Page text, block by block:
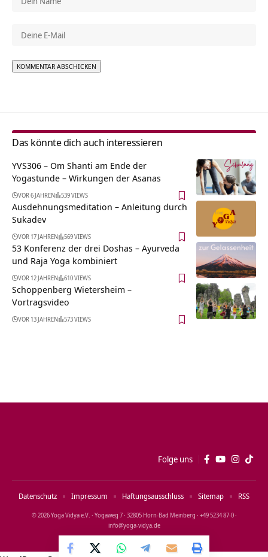
Das könnte dich auch interessieren
YVS306 – Om Shanti am Ende der
Yogastunde – Wirkungen der Asanas
VOR 6 JAHREN 539 VIEWS
Ausdehnungsmeditation – Anleitung durch
Sukadev
VOR 17 JAHREN 569 VIEWS
53 Konferenz der drei Doshas – Ayurveda
und Raja Yoga kombiniert
VOR 12 JAHREN 610 VIEWS
Schoppenberg Wietersheim‏‎ –
Vortragsvideo
VOR 13 JAHREN 573 VIEWS
Folge uns
© 2026 Yoga Vidya e.V. · Yogaweg 7 · 32805 Horn‑Bad Meinberg · +49 5234 87‑0 ·
info@yoga‑vidya.de
Datenschutz Impressum Haftungsausschluss Sitemap RSS